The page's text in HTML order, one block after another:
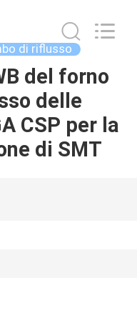
di riflusso
del forno
delle
CSP per la
di SMT